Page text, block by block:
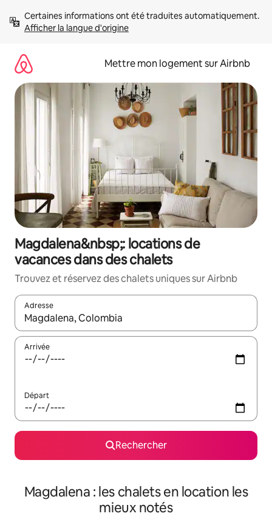
directement
Afficher la langue d'origine
Mettre mon logement sur Airbnb
Magdalena&nbsp;: locations de
vacances dans des chalets
Trouvez et réservez des chalets uniques sur Airbnb
Adresse
Lorsque les résultats s'affichent, utilisez les flèches vers le
Arrivée
Départ
Rechercher
Magdalena : les chalets en location les
mieux notés